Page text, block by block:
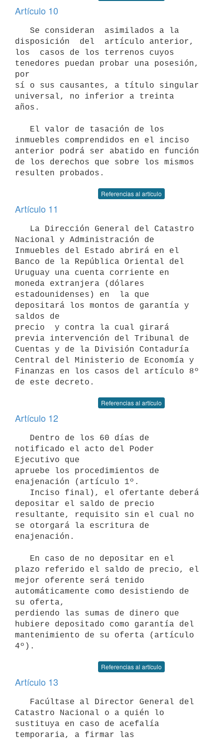
Artículo 10
disposición  del  artículo anterior,
los  casos de los terrenos cuyos
tenedores puedan probar una posesión,
por
sí o sus causantes, a título singular
universal, no inferior a treinta
años.
inmuebles comprendidos en el inciso
anterior podrá ser abatido en función
de los derechos que sobre los mismos
Referencias al artículo
Artículo 11
Nacional y Administración de
Inmuebles del Estado abrirá en el
Banco de la República Oriental del
Uruguay una cuenta corriente en
moneda extranjera (dólares
estadounidenses) en  la que
depositará los montos de garantía y
saldos de
precio  y contra la cual girará
previa intervención del Tribunal de
Cuentas y de la División Contaduría
Central del Ministerio de Economía y
Finanzas en los casos del artículo 8º
Referencias al artículo
Artículo 12
notificado el acto del Poder
Ejecutivo que
apruebe los procedimientos de
enajenación (artículo 1º.
depositar el saldo de precio
resultante, requisito sin el cual no
se otorgará la escritura de
enajenación.
plazo referido el saldo de precio, el
mejor oferente será tenido
automáticamente como desistiendo de
su oferta,
perdiendo las sumas de dinero que
hubiere depositado como garantía del
mantenimiento de su oferta (artículo
Referencias al artículo
Artículo 13
Catastro Nacional o a quién lo
sustituya en caso de acefalía
temporaria, a firmar las